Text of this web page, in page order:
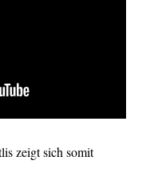
zeigt sich somit